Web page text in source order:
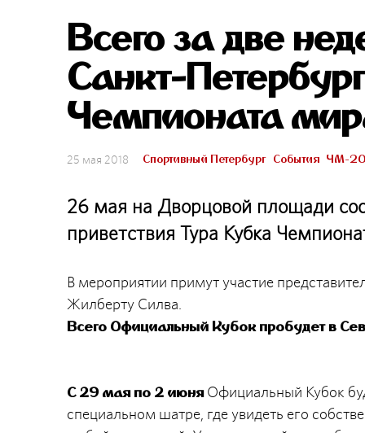
Всего за две
Санкт-
Чемпионата
25 мая 2018 Спортивный Петербург События ЧМ-
26 мая на Дворцовой площади
приветствия Тура Кубка
В мероприятии примут участие
Жилберту Силва.
Всего Официальный Кубок пробудет в
С 29 мая по 2 июняОфициальный Кубок
специальном шатре, где увидеть его